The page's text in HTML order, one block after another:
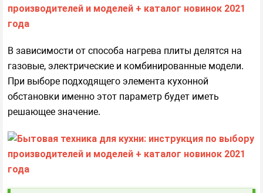
В зависимости от способа нагрева плиты делятся на
газовые, электрические и комбинированные модели.
При выборе подходящего элемента кухонной
обстановки именно этот параметр будет иметь
решающее значение.